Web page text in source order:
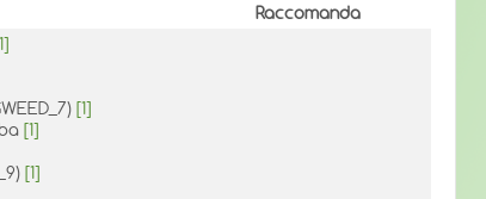
Raccomanda
[1]
[1]
[1]